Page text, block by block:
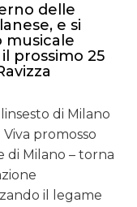
delle
e si
musicale
prossimo 25
di Milano
promosso
di Milano – torna
il legame